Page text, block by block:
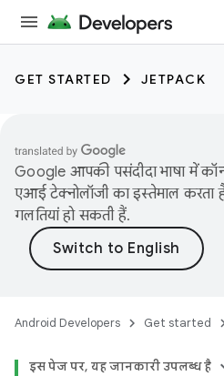
GET STARTED JETPACK
Google आपकी पसंदीदा भाषा में
एआई टेक्नोलॉजी का इस्तेमाल करता
गलतियां हो सकती हैं.
Android Developers Get started
इस पेज पर, यह जानकारी उपलब्ध है